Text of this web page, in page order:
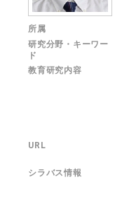
所属
研究分野・キーワー
ド
教育研究内容
URL
シラバス情報